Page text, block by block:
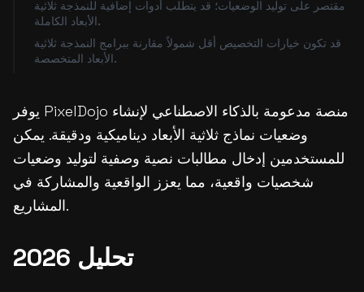
مقتصر على توليد الوضعيات؛ قد يتطلب أدوات إضافية للنمذجة ثلاثية
الأبعاد الكاملة.
قد تكون خيارات التخصيص أقل شمولاً مقارنة ببرامج النمذجة ثلاثية
الأبعاد المتخصصة.
يوفر PixelDojo منصة مدعومة بالذكاء الاصطناعي لإنشاء
وضعيات نماذج ثلاثية الأبعاد ديناميكية ودقيقة. يمكن
للمستخدمين إدخال مطالبات نصية وصفية لتوليد وضعيات
شخصيات واقعية، مما يعزز الواقعية والمشاركة في
المشاريع.
تحليل 2026